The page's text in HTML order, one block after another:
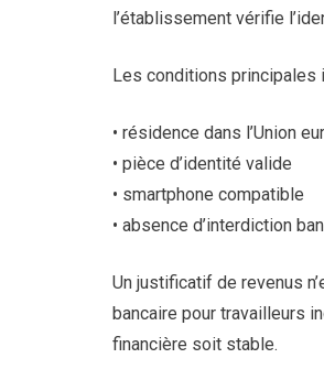
l’établissement vérifie
Les conditions principales
• résidence dans l’Union
• pièce d’identité valide
• smartphone compatible
• absence d’interdiction
Un justificatif de revenus
bancaire pour travailleurs
financière soit stable.